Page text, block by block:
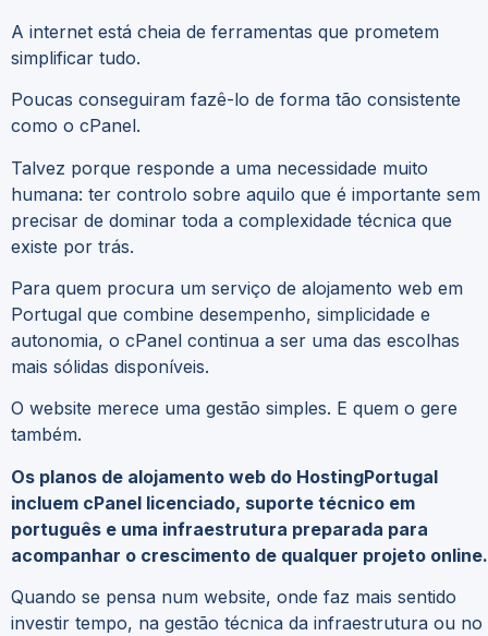
A internet está cheia de ferramentas que prometem
simplificar tudo.
Poucas conseguiram fazê-lo de forma tão consistente
como o cPanel.
Talvez porque responde a uma necessidade muito
humana: ter controlo sobre aquilo que é importante sem
precisar de dominar toda a complexidade técnica que
existe por trás.
Para quem procura um serviço de alojamento web em
Portugal que combine desempenho, simplicidade e
autonomia, o cPanel continua a ser uma das escolhas
mais sólidas disponíveis.
O website merece uma gestão simples. E quem o gere
também.
Os planos de alojamento web do HostingPortugal
incluem cPanel licenciado, suporte técnico em
português e uma infraestrutura preparada para
acompanhar o crescimento de qualquer projeto online.
Quando se pensa num website, onde faz mais sentido
investir tempo, na gestão técnica da infraestrutura ou no